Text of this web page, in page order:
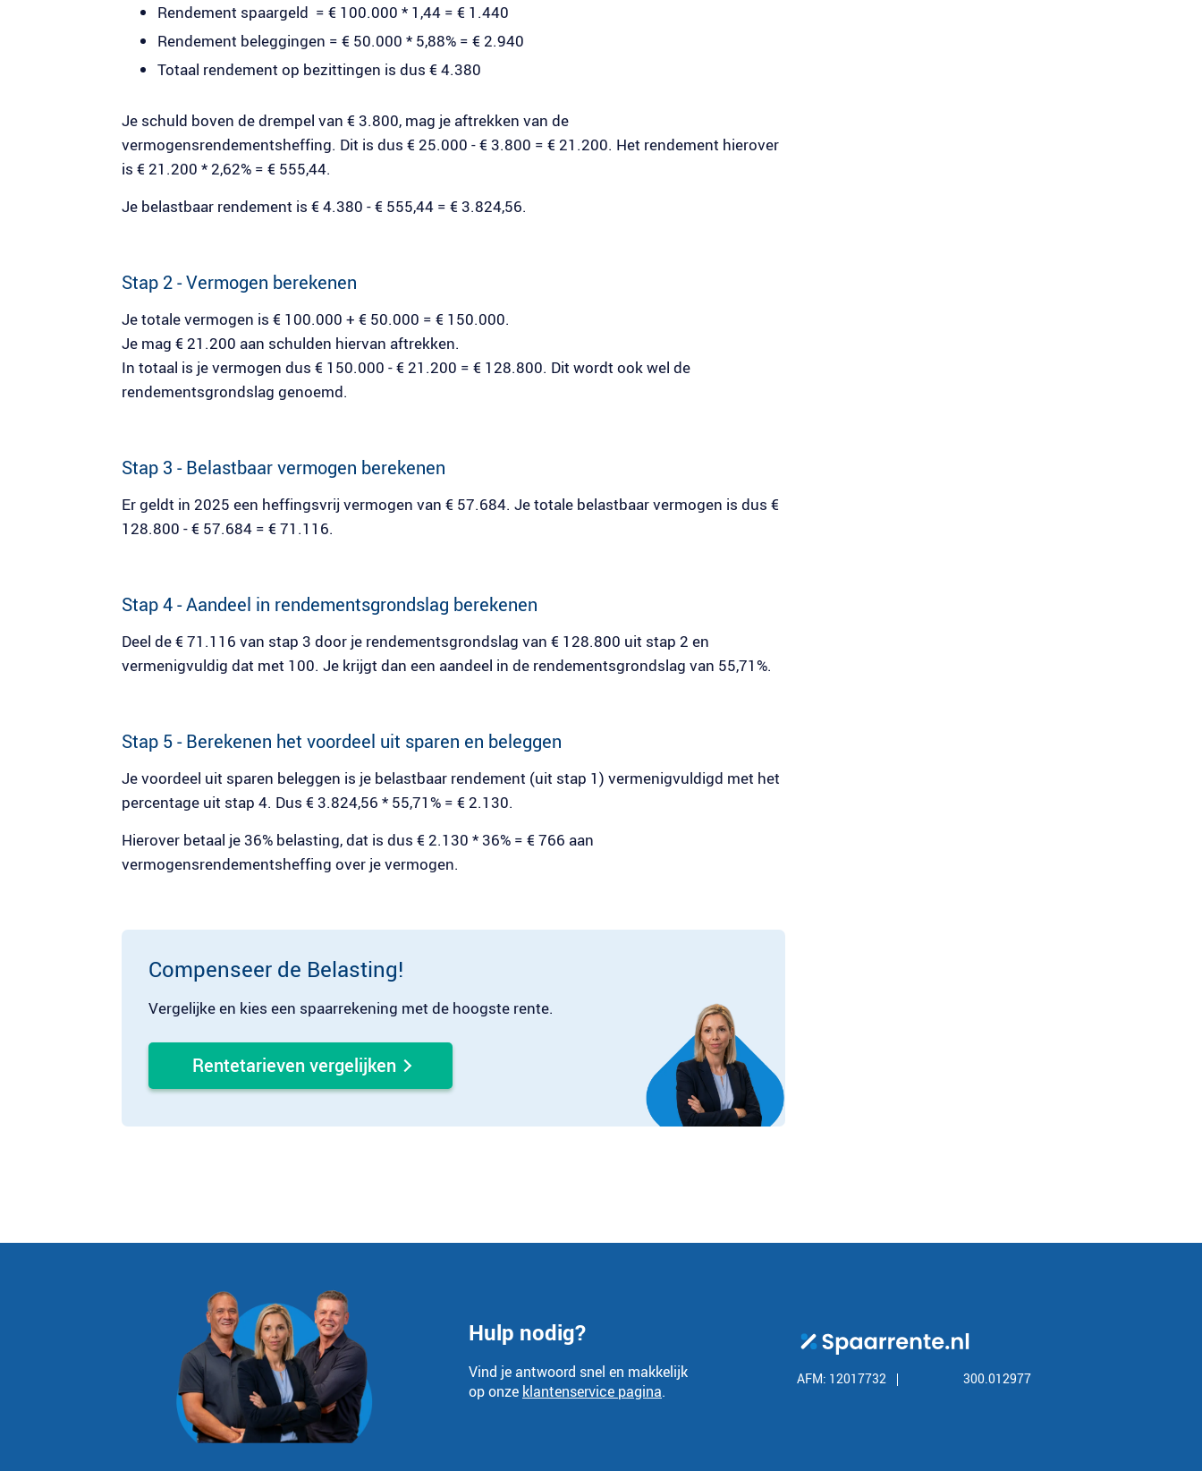
Rendement spaargeld = € 100.000 * 1,44 = € 1.440
Rendement beleggingen = € 50.000 * 5,88% = € 2.940
Totaal rendement op bezittingen is dus € 4.380
Je schuld boven de drempel van € 3.800, mag je aftrekken van de
vermogensrendementsheffing. Dit is dus € 25.000 - € 3.800 = € 21.200. Het rendement hierover
is € 21.200 * 2,62% = € 555,44.
Je belastbaar rendement is € 4.380 - € 555,44 = € 3.824,56.
Stap 2 - Vermogen berekenen
Je totale vermogen is € 100.000 + € 50.000 = € 150.000.
Je mag € 21.200 aan schulden hiervan aftrekken.
In totaal is je vermogen dus € 150.000 - € 21.200 = € 128.800. Dit wordt ook wel de
rendementsgrondslag genoemd.
Stap 3 - Belastbaar vermogen berekenen
Er geldt in 2025 een heffingsvrij vermogen van € 57.684. Je totale belastbaar vermogen is dus €
128.800 - € 57.684 = € 71.116.
Stap 4 - Aandeel in rendementsgrondslag berekenen
Deel de € 71.116 van stap 3 door je rendementsgrondslag van € 128.800 uit stap 2 en
vermenigvuldig dat met 100. Je krijgt dan een aandeel in de rendementsgrondslag van 55,71%.
Stap 5 - Berekenen het voordeel uit sparen en beleggen
Je voordeel uit sparen beleggen is je belastbaar rendement (uit stap 1) vermenigvuldigd met het
percentage uit stap 4. Dus € 3.824,56 * 55,71% = € 2.130.
Hierover betaal je 36% belasting, dat is dus € 2.130 * 36% = € 766 aan
vermogensrendementsheffing over je vermogen.
Compenseer de Belasting!
Vergelijke en kies een spaarrekening met de hoogste rente.
Rentetarieven vergelijken
Hulp nodig?
Vind je antwoord snel en makkelijk
op onze klantenservice pagina.
AFM: 12017732 300.012977